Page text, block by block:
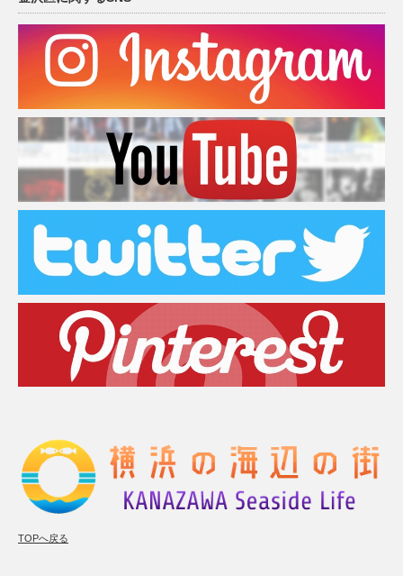
TOPへ戻る